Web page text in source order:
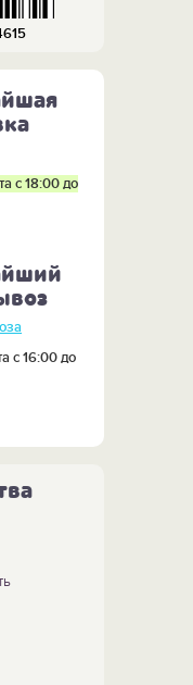
с 18:00 до
с 16:00 до